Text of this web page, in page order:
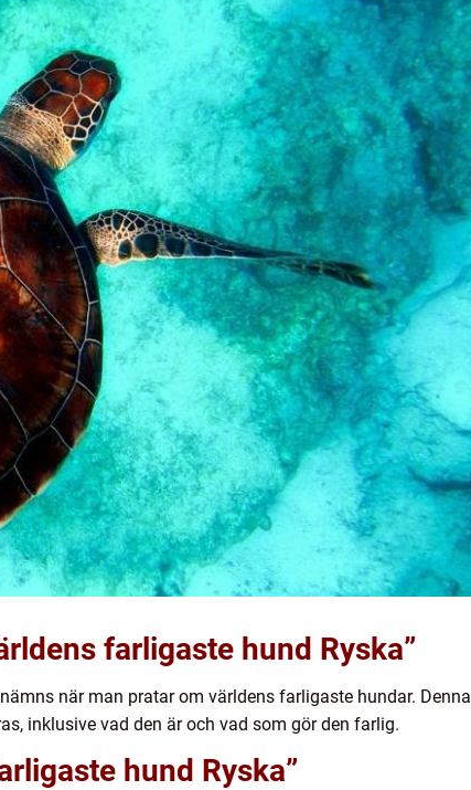
farligaste hund Ryska”
när man pratar om världens farligaste hundar. Denna
inklusive vad den är och vad som gör den farlig.
hund Ryska”